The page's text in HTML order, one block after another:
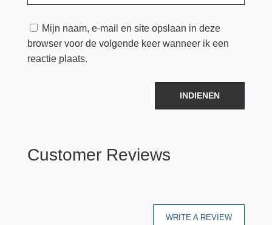
Mijn naam, e-mail en site opslaan in deze
browser voor de volgende keer wanneer ik een
reactie plaats.
INDIENEN
Customer Reviews
WRITE A REVIEW